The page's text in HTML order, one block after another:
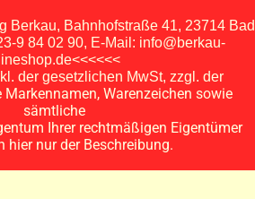
Berkau, Bahnhofstraße 41, 23714 Bad
9 84 02 90, E-Mail: info@berkau-
der gesetzlichen MwSt, zzgl. der
Markennamen, Warenzeichen sowie
sämtliche
Ihrer rechtmäßigen Eigentümer
hier nur der Beschreibung.